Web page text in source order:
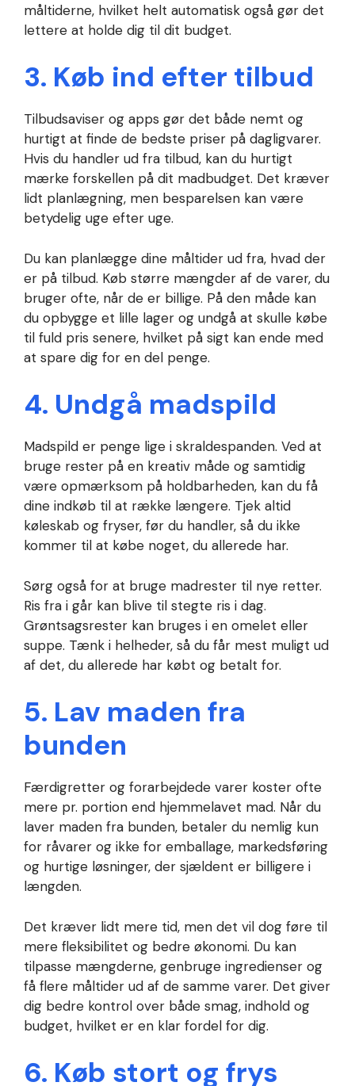
måltiderne, hvilket helt automatisk også gør det
lettere at holde dig til dit budget.
3. Køb ind efter tilbud
Tilbudsaviser og apps gør det både nemt og
hurtigt at finde de bedste priser på dagligvarer.
Hvis du handler ud fra tilbud, kan du hurtigt
mærke forskellen på dit madbudget. Det kræver
lidt planlægning, men besparelsen kan være
betydelig uge efter uge.
Du kan planlægge dine måltider ud fra, hvad der
er på tilbud. Køb større mængder af de varer, du
bruger ofte, når de er billige. På den måde kan
du opbygge et lille lager og undgå at skulle købe
til fuld pris senere, hvilket på sigt kan ende med
at spare dig for en del penge.
4. Undgå madspild
Madspild er penge lige i skraldespanden. Ved at
bruge rester på en kreativ måde og samtidig
være opmærksom på holdbarheden, kan du få
dine indkøb til at række længere. Tjek altid
køleskab og fryser, før du handler, så du ikke
kommer til at købe noget, du allerede har.
Sørg også for at bruge madrester til nye retter.
Ris fra i går kan blive til stegte ris i dag.
Grøntsagsrester kan bruges i en omelet eller
suppe. Tænk i helheder, så du får mest muligt ud
af det, du allerede har købt og betalt for.
5. Lav maden fra
bunden
Færdigretter og forarbejdede varer koster ofte
mere pr. portion end hjemmelavet mad. Når du
laver maden fra bunden, betaler du nemlig kun
for råvarer og ikke for emballage, markedsføring
og hurtige løsninger, der sjældent er billigere i
længden.
Det kræver lidt mere tid, men det vil dog føre til
mere fleksibilitet og bedre økonomi. Du kan
tilpasse mængderne, genbruge ingredienser og
få flere måltider ud af de samme varer. Det giver
dig bedre kontrol over både smag, indhold og
budget, hvilket er en klar fordel for dig.
6. Køb stort og frys